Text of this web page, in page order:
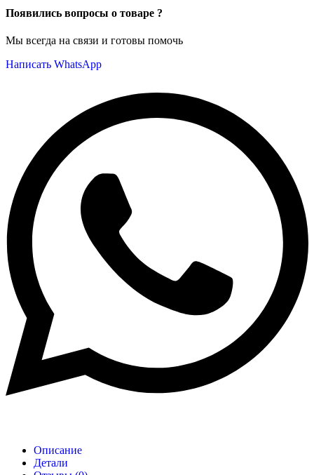
Появились вопросы о товаре ?
Мы всегда на связи и готовы помочь
Написать WhatsApp
Описание
Детали